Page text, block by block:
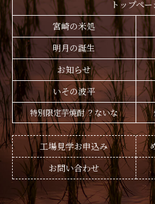
トップペー
宮崎の米処
明月の誕生
お知らせ
いその波平
特別限定芋焼酎 ？ないな
工場見学お申込み
お問い合わせ